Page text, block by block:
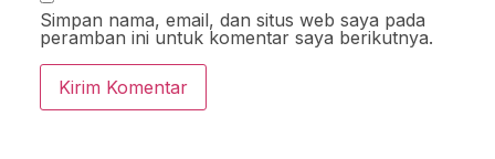
Simpan nama, email, dan situs web saya pada
peramban ini untuk komentar saya berikutnya.